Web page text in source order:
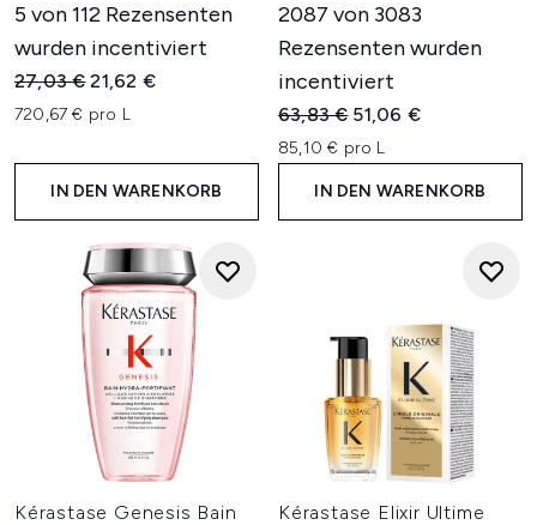
5 von 112 Rezensenten
wurden incentiviert
Unverbindliche Preisempfehlung:
27,03 €Aktueller Preis:
21,62 €
720,67 € pro L
IN DEN WARENKORB
2087 von 3083
Rezensenten wurden
incentiviert
Unverbindliche
63,83 € Aktueller Preis:
51,06 €
85,10 € pro L
IN DEN WARENKORB
Kérastase Genesis Bain
Kérastase Elixir Ultime